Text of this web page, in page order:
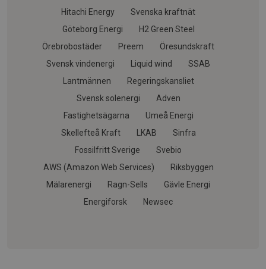
Hitachi Energy
Svenska kraftnät
Göteborg Energi
H2 Green Steel
Örebrobostäder
Preem
Öresundskraft
Svensk vindenergi
Liquid wind
SSAB
Lantmännen
Regeringskansliet
Svensk solenergi
Adven
Fastighetsägarna
Umeå Energi
Skellefteå Kraft
LKAB
Sinfra
Fossilfritt Sverige
Svebio
AWS (Amazon Web Services)
Riksbyggen
Mälarenergi
Ragn-Sells
Gävle Energi
Energiforsk
Newsec